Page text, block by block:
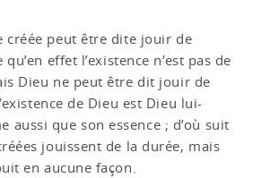
créée peut être dite jouir de
qu’en effet l’existence n’est pas de
Dieu ne peut être dit jouir de
de Dieu est Dieu lui-
aussi que son essence ; d’où suit
jouissent de la durée, mais
en aucune façon.